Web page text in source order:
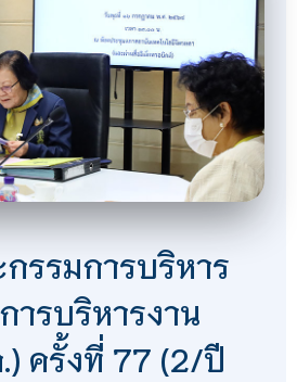
รรมการบริหาร
ารบริหารงาน
ครั้งที่ 77 (2/ปี